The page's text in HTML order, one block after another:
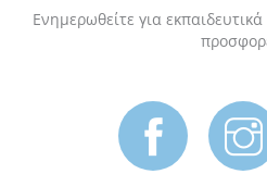
Ενημερωθείτε για